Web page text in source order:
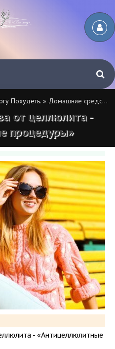
Похудеть. » Домашние средства от целлюлита - «Антицеллюлитные процедуры»
от целлюлита -
процедуры»